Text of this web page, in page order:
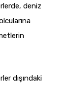
deniz
dışındaki